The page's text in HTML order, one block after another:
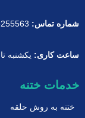
شماره تماس: 0935
ساعت کاری: یکشنبه تا
خدمات ختنه
ختنه به روش حلقه